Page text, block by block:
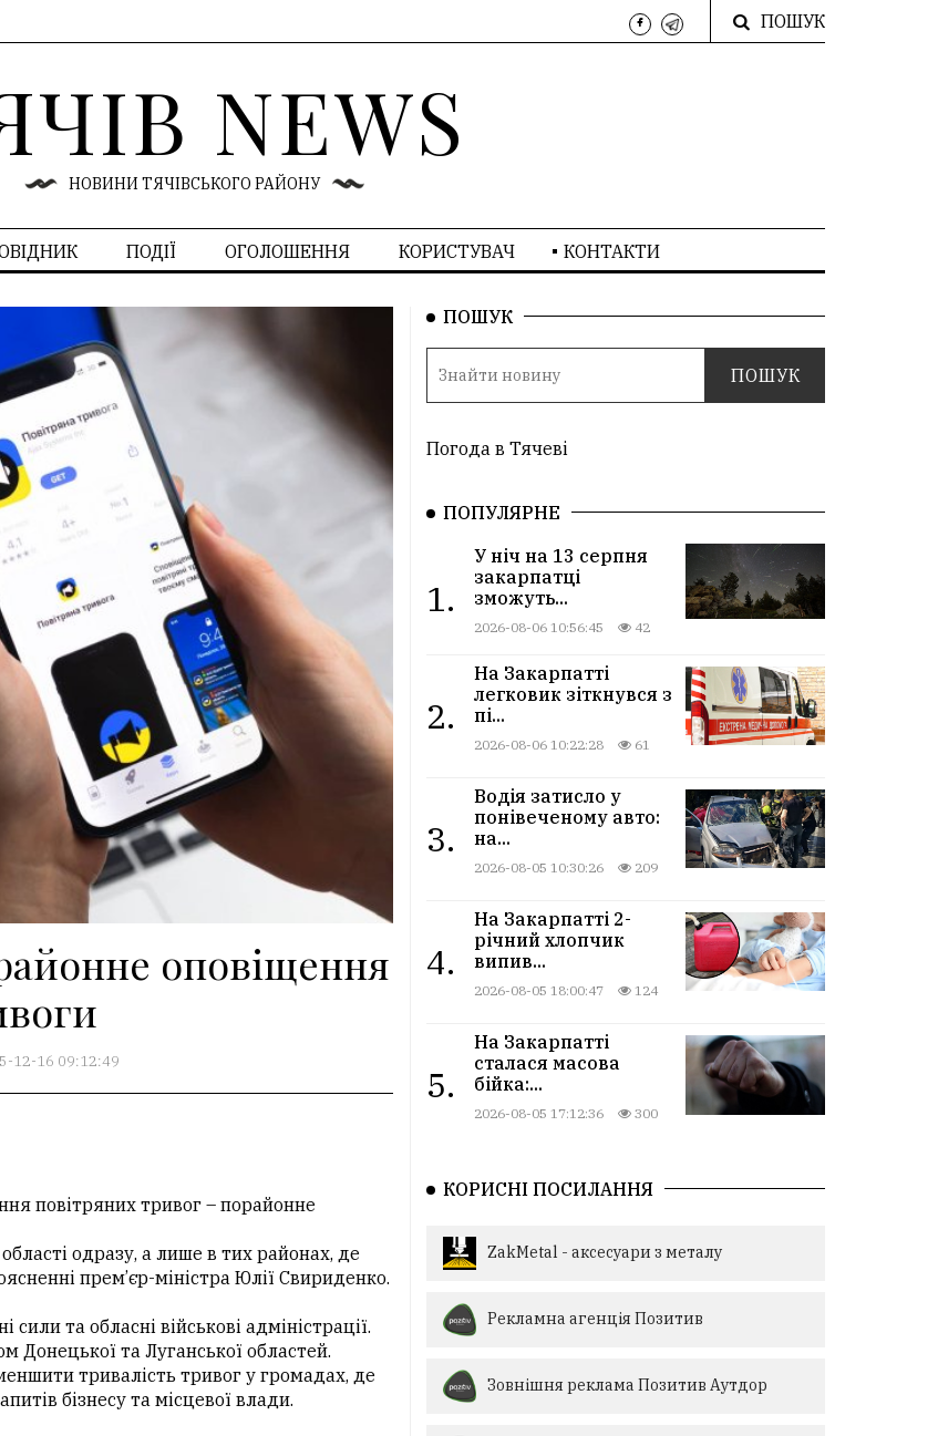
ПОШУК
NEWS
НОВИНИ ТЯЧІВСЬКОГО РАЙОНУ
ПОДІЇ ОГОЛОШЕННЯ КОРИСТУВАЧ КОНТАКТИ
оповіщення
12-16 09:12:49
повітряних тривог – порайонне
одразу, а лише в тих районах, де
прем’єр-міністра Юлії Свириденко.
та обласні військові адміністрації.
Донецької та Луганської областей.
тривалість тривог у громадах, де
бізнесу та місцевої влади.
ПОШУК
Погода в Тячеві
ПОПУЛЯРНЕ
1.
У ніч на 13 серпня
закарпатці
зможуть...
2026-08-06 10:56:45 42
2.
На Закарпатті
легковик зіткнувся з
пі...
2026-08-06 10:22:28 61
3.
Водія затисло у
понівеченому авто:
на...
2026-08-05 10:30:26 209
4.
На Закарпатті 2-
річний хлопчик
випив...
2026-08-05 18:00:47 124
5.
На Закарпатті
сталася масова
бійка:...
2026-08-05 17:12:36 300
КОРИСНІ ПОСИЛАННЯ
ZakMetal - аксесуари з металу
Рекламна агенція Позитив
Зовнішня реклама Позитив Аутдор